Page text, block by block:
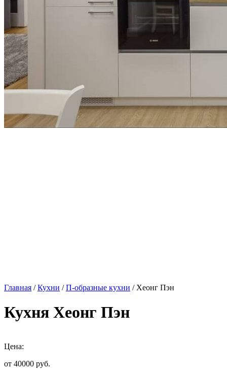
Главная /Кухни /П-образные кухни / Хеонг Пэн
Кухня Хеонг Пэн
Цена:
от 40000 руб.